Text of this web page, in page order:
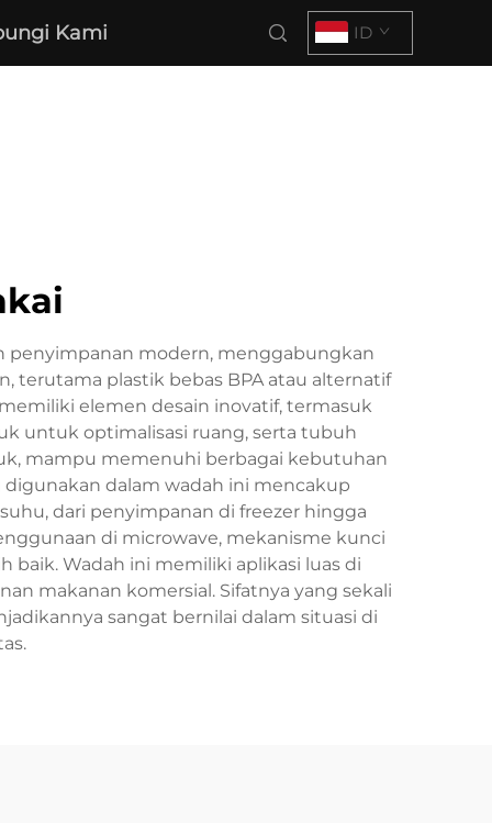
Kami ID
penyimpanan modern, menggabungkan
terutama plastik bebas BPA atau alternatif
elemen desain inovatif, termasuk
untuk optimalisasi ruang, serta tubuh
mampu memenuhi berbagai kebutuhan
dalam wadah ini mencakup
dari penyimpanan di freezer hingga
di microwave, mekanisme kunci
Wadah ini memiliki aplikasi luas di
makanan komersial. Sifatnya yang sekali
sangat bernilai dalam situasi di